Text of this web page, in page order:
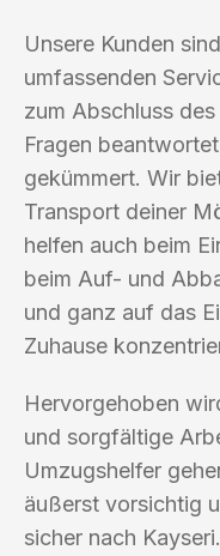
Unsere Kunden
umfassenden
zum Abschluss
Fragen
gekümmert. Wir
Transport deiner
helfen auch beim
beim Auf- und
und ganz auf das
Zuhause
Hervorgehoben
und sorgfältige
Umzugshelfer
äußerst vorsichtig
sicher nach